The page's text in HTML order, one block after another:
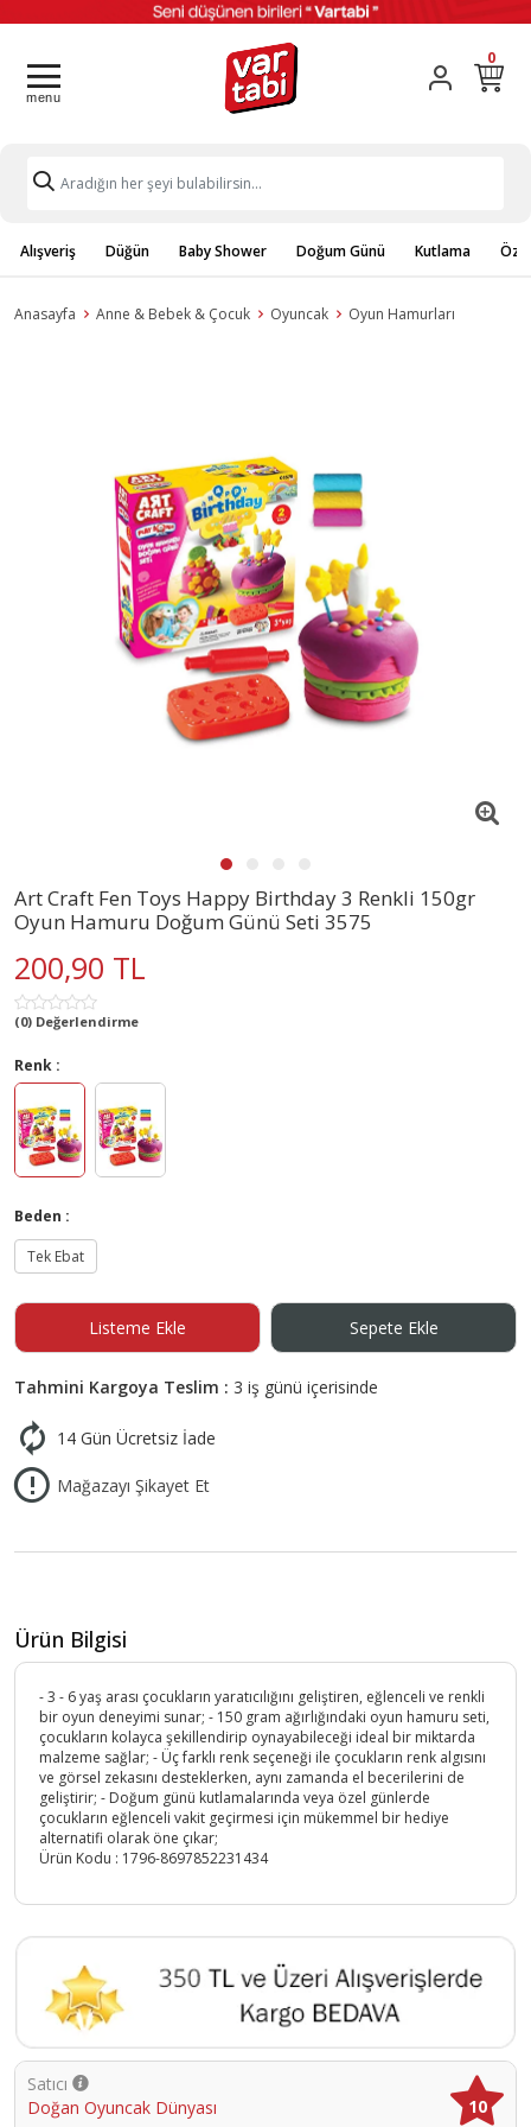
0
Alışveriş Düğün Baby Shower Doğum Günü Kutlama
Anasayfa Anne & Bebek & Çocuk Oyuncak Oyun Hamurları
Art Craft Fen Toys Happy Birthday 3 Renkli 150gr
Oyun Hamuru Doğum Günü Seti 3575
200,90 TL
(0) Değerlendirme
Renk :
Beden :
Tek Ebat
Listeme Ekle Sepete Ekle
Tahmini Kargoya Teslim : 3 iş günü içerisinde
14 Gün Ücretsiz İade
Mağazayı Şikayet Et
Ürün Bilgisi
- 3 - 6 yaş arası çocukların yaratıcılığını geliştiren, eğlenceli ve renkli
bir oyun deneyimi sunar; - 150 gram ağırlığındaki oyun hamuru seti,
çocukların kolayca şekillendirip oynayabileceği ideal bir miktarda
malzeme sağlar; - Üç farklı renk seçeneği ile çocukların renk algısını
ve görsel zekasını desteklerken, aynı zamanda el becerilerini de
geliştirir; - Doğum günü kutlamalarında veya özel günlerde
çocukların eğlenceli vakit geçirmesi için mükemmel bir hediye
alternatifi olarak öne çıkar;
Ürün Kodu : 1796-8697852231434
Satıcı
Doğan Oyuncak Dünyası
10